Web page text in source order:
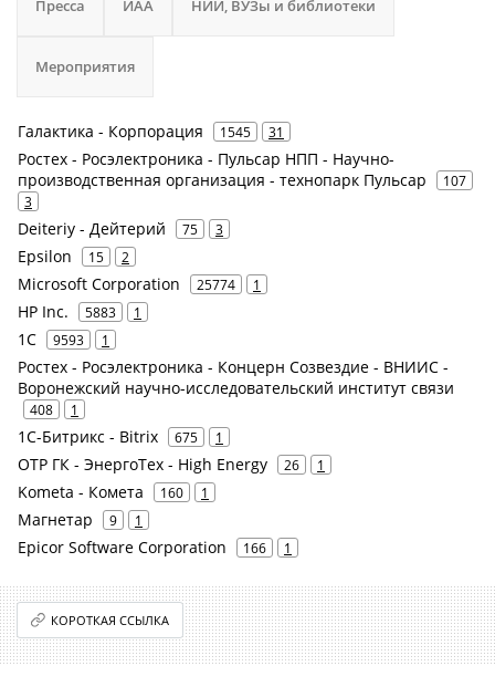
Пресса ИАА НИИ, ВУЗы и библиотеки
Мероприятия
Галактика - Корпорация 1545 31
Ростех - Росэлектроника - Пульсар НПП - Научно-
производственная организация - технопарк Пульсар
107
3
Deiteriy - Дейтерий 75 3
Epsilon 15 2
Microsoft Corporation 25774 1
HP Inc. 5883 1
1С 9593 1
Ростех - Росэлектроника - Концерн Созвездие - ВНИИС -
Воронежский научно-исследовательский институт связи
408 1
1С-Битрикс - Bitrix 675 1
ОТР ГК - ЭнергоТех - High Energy 26 1
Kometa - Комета 160 1
Магнетар 9 1
Epicor Software Corporation 166 1
КОРОТКАЯ ССЫЛКА